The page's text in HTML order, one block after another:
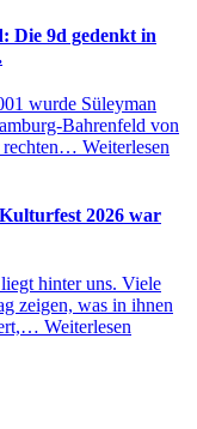
Die 9d gedenkt in
wurde Süleyman
Bahrenfeld von
rechten… Weiterlesen
2026 war
hinter uns. Viele
zeigen, was in ihnen
Weiterlesen